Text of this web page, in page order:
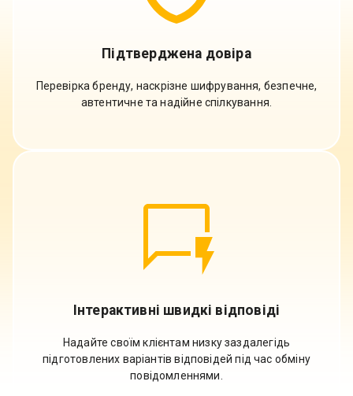
Підтверджена довіра
Перевірка бренду, наскрізне шифрування, безпечне,
автентичне та надійне спілкування.
Інтерактивні швидкі відповіді
Надайте своїм клієнтам низку заздалегідь
підготовлених варіантів відповідей під час обміну
повідомленнями.